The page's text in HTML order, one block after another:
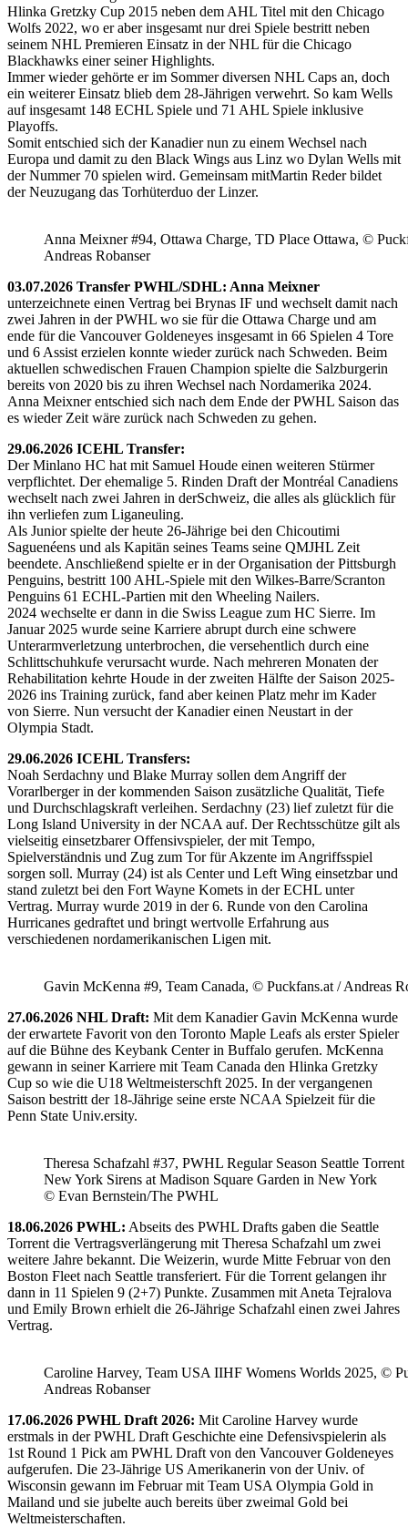
Hlinka Gretzky Cup 2015 neben dem AHL Titel mit den Chicago
Wolfs 2022, wo er aber insgesamt nur drei Spiele bestritt neben
seinem NHL Premieren Einsatz in der NHL für die Chicago
Blackhawks einer seiner Highlights.
Immer wieder gehörte er im Sommer diversen NHL Caps an, doch
ein weiterer Einsatz blieb dem 28-Jährigen verwehrt. So kam Wells
auf insgesamt 148 ECHL Spiele und 71 AHL Spiele inklusive
Playoffs.
Somit entschied sich der Kanadier nun zu einem Wechsel nach
Europa und damit zu den Black Wings aus Linz wo Dylan Wells mit
der Nummer 70 spielen wird. Gemeinsam mitMartin Reder bildet
der Neuzugang das Torhüterduo der Linzer.
Anna Meixner #94, Ottawa Charge, TD Place Ottawa, ©
Andreas Robanser
03.07.2026 Transfer PWHL/SDHL: Anna Meixner
unterzeichnete einen Vertrag bei Brynas IF und wechselt damit nach
zwei Jahren in der PWHL wo sie für die Ottawa Charge und am
ende für die Vancouver Goldeneyes insgesamt in 66 Spielen 4 Tore
und 6 Assist erzielen konnte wieder zurück nach Schweden. Beim
aktuellen schwedischen Frauen Champion spielte die Salzburgerin
bereits von 2020 bis zu ihren Wechsel nach Nordamerika 2024.
Anna Meixner entschied sich nach dem Ende der PWHL Saison das
es wieder Zeit wäre zurück nach Schweden zu gehen.
29.06.2026 ICEHL Transfer:
Der Minlano HC hat mit Samuel Houde einen weiteren Stürmer
verpflichtet. Der ehemalige 5. Rinden Draft der Montréal Canadiens
wechselt nach zwei Jahren in derSchweiz, die alles als glücklich für
ihn verliefen zum Liganeuling.
Als Junior spielte der heute 26-Jährige bei den Chicoutimi
Saguenéens und als Kapitän seines Teams seine QMJHL Zeit
beendete. Anschließend spielte er in der Organisation der Pittsburgh
Penguins, bestritt 100 AHL-Spiele mit den Wilkes-Barre/Scranton
Penguins 61 ECHL-Partien mit den Wheeling Nailers.
2024 wechselte er dann in die Swiss League zum HC Sierre. Im
Januar 2025 wurde seine Karriere abrupt durch eine schwere
Unterarmverletzung unterbrochen, die versehentlich durch eine
Schlittschuhkufe verursacht wurde. Nach mehreren Monaten der
Rehabilitation kehrte Houde in der zweiten Hälfte der Saison 2025-
2026 ins Training zurück, fand aber keinen Platz mehr im Kader
von Sierre. Nun versucht der Kanadier einen Neustart in der
Olympia Stadt.
29.06.2026 ICEHL Transfers:
Noah Serdachny und Blake Murray sollen dem Angriff der
Vorarlberger in der kommenden Saison zusätzliche Qualität, Tiefe
und Durchschlagskraft verleihen. Serdachny (23) lief zuletzt für die
Long Island University in der NCAA auf. Der Rechtsschütze gilt als
vielseitig einsetzbarer Offensivspieler, der mit Tempo,
Spielverständnis und Zug zum Tor für Akzente im Angriffsspiel
sorgen soll. Murray (24) ist als Center und Left Wing einsetzbar und
stand zuletzt bei den Fort Wayne Komets in der ECHL unter
Vertrag. Murray wurde 2019 in der 6. Runde von den Carolina
Hurricanes gedraftet und bringt wertvolle Erfahrung aus
verschiedenen nordamerikanischen Ligen mit.
Gavin McKenna #9, Team Canada, © Puckfans.at / Andreas
27.06.2026 NHL Draft: Mit dem Kanadier Gavin McKenna wurde
der erwartete Favorit von den Toronto Maple Leafs als erster Spieler
auf die Bühne des Keybank Center in Buffalo gerufen. McKenna
gewann in seiner Karriere mit Team Canada den Hlinka Gretzky
Cup so wie die U18 Weltmeisterschft 2025. In der vergangenen
Saison bestritt der 18-Jährige seine erste NCAA Spielzeit für die
Penn State Univ.ersity.
Theresa Schafzahl #37, PWHL Regular Season Seattle Torrent
New York Sirens at Madison Square Garden in New York
© Evan Bernstein/The PWHL
18.06.2026 PWHL: Abseits des PWHL Drafts gaben die Seattle
Torrent die Vertragsverlängerung mit Theresa Schafzahl um zwei
weitere Jahre bekannt. Die Weizerin, wurde Mitte Februar von den
Boston Fleet nach Seattle transferiert. Für die Torrent gelangen ihr
dann in 11 Spielen 9 (2+7) Punkte. Zusammen mit Aneta Tejralova
und Emily Brown erhielt die 26-Jährige Schafzahl einen zwei Jahres
Vertrag.
Caroline Harvey, Team USA IIHF Womens Worlds 2025, ©
Andreas Robanser
17.06.2026 PWHL Draft 2026: Mit Caroline Harvey wurde
erstmals in der PWHL Draft Geschichte eine Defensivspielerin als
1st Round 1 Pick am PWHL Draft von den Vancouver Goldeneyes
aufgerufen. Die 23-Jährige US Amerikanerin von der Univ. of
Wisconsin gewann im Februar mit Team USA Olympia Gold in
Mailand und sie jubelte auch bereits über zweimal Gold bei
Weltmeisterschaften.